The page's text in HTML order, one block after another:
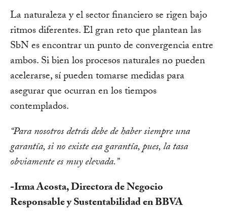
La naturaleza y el sector financiero se rigen bajo
ritmos diferentes. El gran reto que plantean las
SbN es encontrar un punto de convergencia entre
ambos. Si bien los procesos naturales no pueden
acelerarse, sí pueden tomarse medidas para
asegurar que ocurran en los tiempos
contemplados.
“Para nosotros detrás debe de haber siempre una
garantía, si no existe esa garantía, pues, la tasa
obviamente es muy elevada.”
-Irma Acosta, Directora de Negocio
Responsable y Sustentabilidad en BBVA